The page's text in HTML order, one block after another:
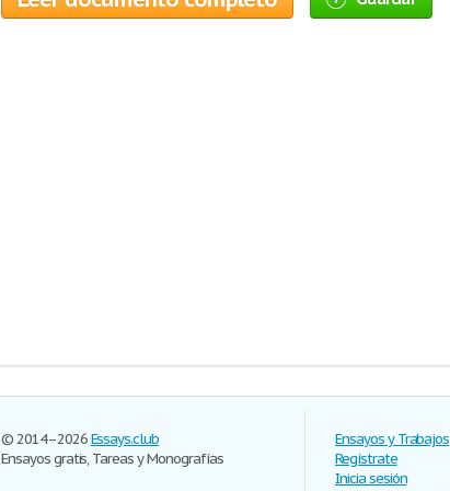
© 2014–2026Essays.club
Ensayos gratis, Tareas y Monografías
Ensayos y Trabajos
Regístrate
Inicia sesión